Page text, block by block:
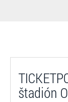
štadión